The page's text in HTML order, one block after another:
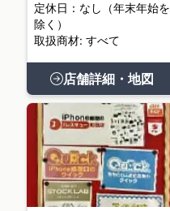
定休日：なし（年末年始を
除く）
取扱商材: すべて
店舗詳細・地図